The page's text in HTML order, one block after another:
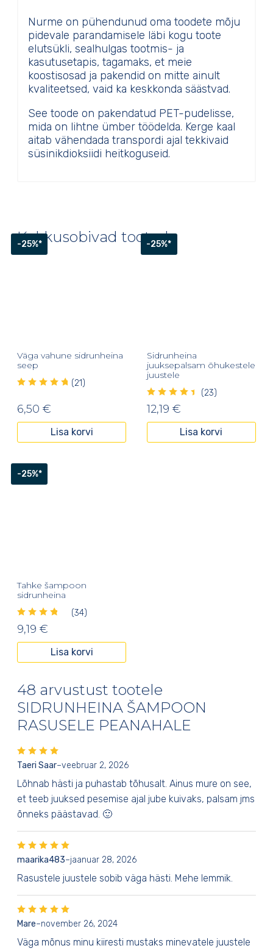
Nurme on pühendunud oma toodete mõju
pidevale parandamisele läbi kogu toote
elutsükli, sealhulgas tootmis- ja
kasutusetapis, tagamaks, et meie
koostisosad ja pakendid on mitte ainult
kvaliteetsed, vaid ka keskkonda säästvad.
See toode on pakendatud PET-pudelisse,
mida on lihtne ümber töödelda. Kerge kaal
aitab vähendada transpordi ajal tekkivaid
süsinikdioksiidi heitkoguseid.
Kokkusobivad tooted
-25%*
Väga vahune sidrunheina
seep
(21)
6,50 €
Lisa korvi
-25%*
Sidrunheina
juuksepalsam õhukestele
juustele
(23)
12,19 €
Lisa korvi
-25%*
Tahke šampoon
sidrunheina
(34)
9,19 €
Lisa korvi
48 arvustust tootele
SIDRUNHEINA ŠAMPOON
RASUSELE PEANAHALE
Taeri Saar–veebruar 2, 2026
Lõhnab hästi ja puhastab tõhusalt. Ainus mure on see,
et teeb juuksed pesemise ajal jube kuivaks, palsam jms
õnneks päästavad. 🙂
maarika483–jaanuar 28, 2026
Rasustele juustele sobib väga hästi. Mehe lemmik.
Mare–november 26, 2024
Väga mõnus minu kiiresti mustaks minevatele juustele